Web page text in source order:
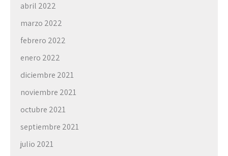
abril 2022
marzo 2022
febrero 2022
enero 2022
diciembre 2021
noviembre 2021
octubre 2021
septiembre 2021
julio 2021